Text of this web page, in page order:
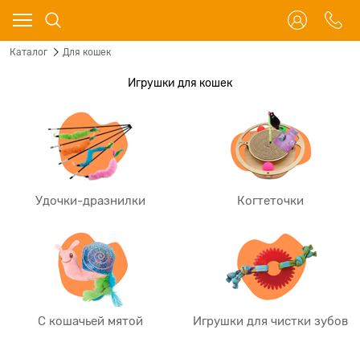
Каталог Для кошек
Игрушки для кошек
Удочки-дразнилки Когтеточки
С кошачьей мятой Игрушки для чистки зубов